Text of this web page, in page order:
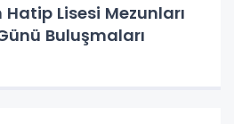
Lisesi Mezunları
Buluşmaları